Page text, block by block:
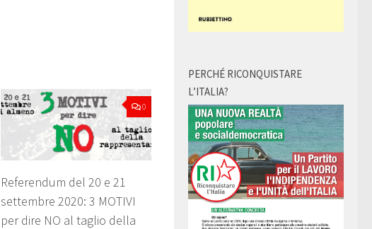
0
Referendum del 20 e 21
settembre 2020: 3 MOTIVI
per dire NO al taglio della
PERCHÉ RICONQUISTARE
L’ITALIA?